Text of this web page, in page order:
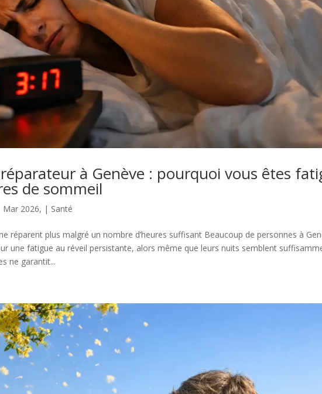
à Genève : pourquoi vous êtes
de sommeil
Mar 2026, | Santé
réparent plus malgré un nombre d’heures suffisant Beaucoup de personnes à
une fatigue au réveil persistante, alors même que leurs nuits semblent
ne garantit...